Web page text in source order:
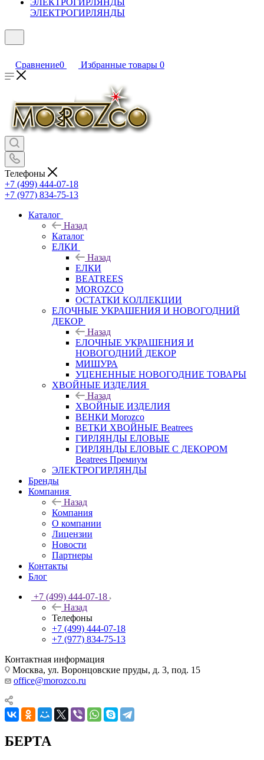
ЭЛЕКТРОГИРЛЯНДЫ
Сравнение0 Избранные товары 0
Телефоны
+7 (499) 444-07-18
+7 (977) 834-75-13
Каталог
Назад
Каталог
ЕЛКИ
Назад
ЕЛКИ
BEATREES
MOROZCO
ОСТАТКИ КОЛЛЕКЦИИ
ЕЛОЧНЫЕ УКРАШЕНИЯ И НОВОГОДНИЙ
ДЕКОР
Назад
ЕЛОЧНЫЕ УКРАШЕНИЯ И
НОВОГОДНИЙ ДЕКОР
МИШУРА
УЦЕНЕННЫЕ НОВОГОДНИЕ ТОВАРЫ
ХВОЙНЫЕ ИЗДЕЛИЯ
Назад
ХВОЙНЫЕ ИЗДЕЛИЯ
ВЕНКИ Morozco
ВЕТКИ ХВОЙНЫЕ Beatrees
ГИРЛЯНДЫ ЕЛОВЫЕ
ГИРЛЯНДЫ ЕЛОВЫЕ С ДЕКОРОМ
Beatrees Премиум
ЭЛЕКТРОГИРЛЯНДЫ
Бренды
Компания
Назад
Компания
О компании
Лицензии
Новости
Партнеры
Контакты
Блог
+7 (499) 444-07-18
Назад
Телефоны
+7 (499) 444-07-18
+7 (977) 834-75-13
Контактная информация
Москва, ул. Воронцовские пруды, д. 3, под. 15
office@morozco.ru
БЕРТА